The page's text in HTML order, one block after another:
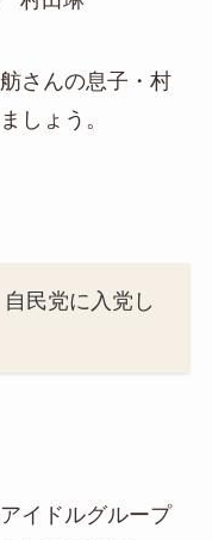
さんの息子・村
しょう。
民党に入党し
イドルグループ